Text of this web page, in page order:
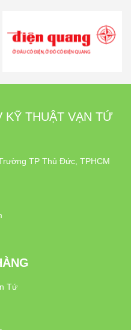
KỸ THUẬT VẠN TỨ
TP Thủ Đức, TPHCM
Tứ